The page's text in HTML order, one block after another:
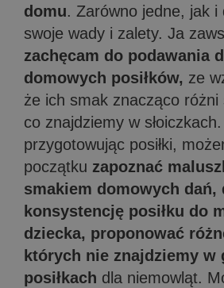
domu. Zarówno jedne, jak i
swoje wady i zalety. Ja
zachęcam do podawania
domowych posiłków, ze
że ich smak znacząco różni
co znajdziemy w
przygotowując posiłki,
początku zapoznać
smakiem domowych dań,
konsystencję posiłku do
dziecka, proponować
których nie znajdziemy w
posiłkach dla niemowląt.